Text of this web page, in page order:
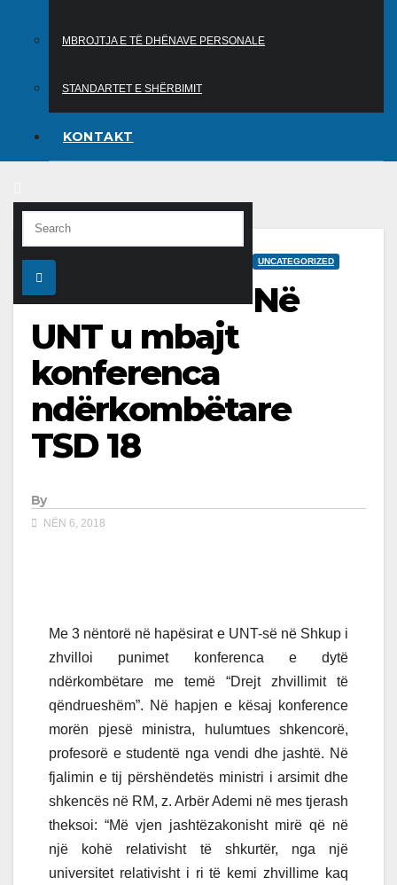
MBROJTJA E TË DHËNAVE PERSONALE
STANDARTET E SHËRBIMIT
KONTAKT
UNCATEGORIZED
Në
UNT u mbajt
konferenca
ndërkombëtare
TSD 18
By
NËN 6, 2018
Me 3 nëntorë në hapësirat e UNT-së në Shkup i
zhvilloi punimet konferenca e dytë
ndërkombëtare me temë “Drejt zhvillimit të
qëndrueshëm”. Në hapjen e kësaj konference
morën pjesë ministra, hulumtues shkencorë,
profesorë e studentë nga vendi dhe jashtë. Në
fjalimin e tij përshëndetës ministri i arsimit dhe
shkencës në RM, z. Arbër Ademi në mes tjerash
theksoi: “Më vjen jashtëzakonisht mirë që në
një kohë relativisht të shkurtër, nga një
universitet relativisht i ri të kemi zhvillime kaq